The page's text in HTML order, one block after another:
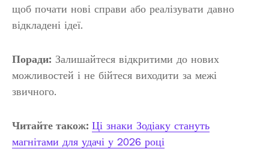
щоб почати нові справи або реалізувати давно
відкладені ідеї.
Поради: Залишайтеся відкритими до нових
можливостей і не бійтеся виходити за межі
звичного.
Читайте також: Ці знаки Зодіаку стануть
магнітами для удачі у 2026 році